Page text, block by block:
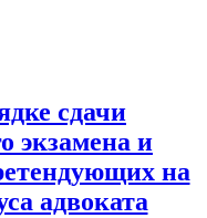
сдачи
экзамена и
на
адвоката